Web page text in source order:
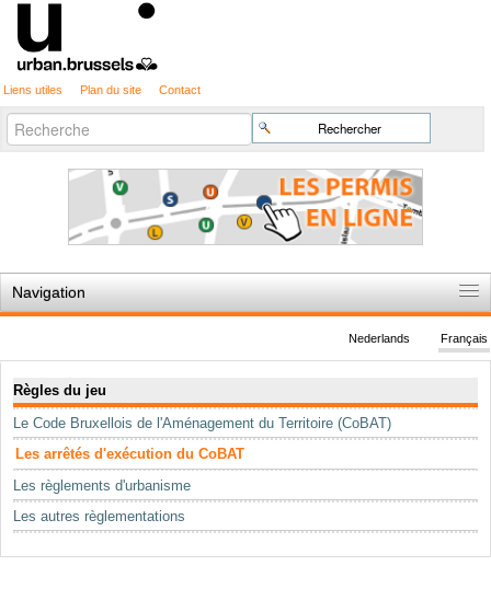
Liens utiles Plan du site Contact
Chercher par
Recherche
avancée…
Navigation
Règles du jeu
Permis d'urbanisme
Cartographie
Etudes et publications
Mots-clés
Renseignements urbanistiques
Français
Nederlands
Règles du jeu
Le Code Bruxellois de l'Aménagement du Territoire (CoBAT)
Les arrêtés d'exécution du CoBAT
Les règlements d'urbanisme
Les autres règlementations